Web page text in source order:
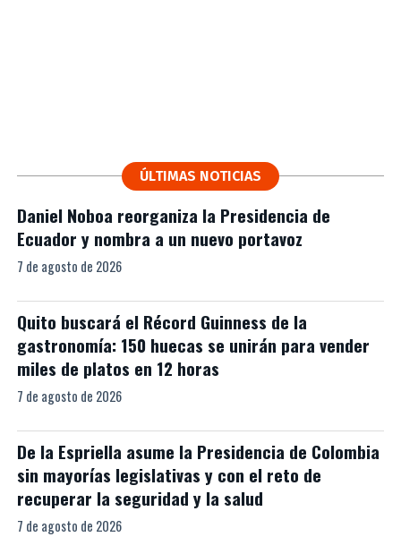
ÚLTIMAS NOTICIAS
Daniel Noboa reorganiza la Presidencia de
Ecuador y nombra a un nuevo portavoz
7 de agosto de 2026
Quito buscará el Récord Guinness de la
gastronomía: 150 huecas se unirán para vender
miles de platos en 12 horas
7 de agosto de 2026
De la Espriella asume la Presidencia de Colombia
sin mayorías legislativas y con el reto de
recuperar la seguridad y la salud
7 de agosto de 2026